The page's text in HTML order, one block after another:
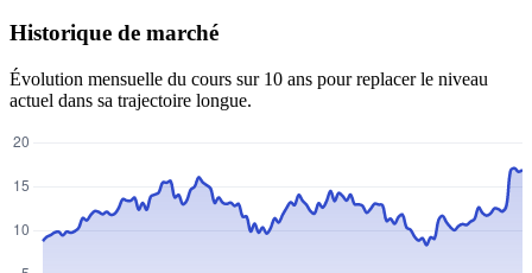
Historique de marché
Évolution mensuelle du cours sur 10 ans pour replacer le niveau
actuel dans sa trajectoire longue.